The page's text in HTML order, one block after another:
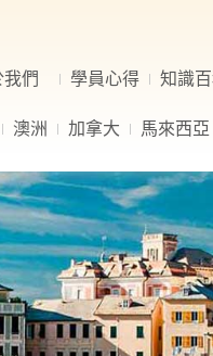
我們 學員心得 知識
澳洲 加拿大 馬來西亞